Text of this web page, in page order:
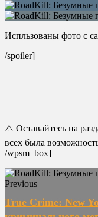
Испльзованы фото с
/spoiler]
⚠️ Оставайтесь на
всех была
/wpsm_box]
Previous
True Crime: New